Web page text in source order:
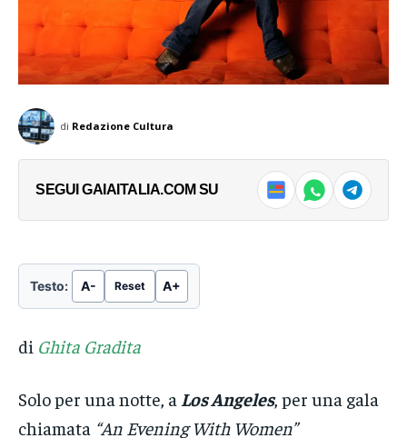
di Redazione Cultura
SEGUI GAIAITALIA.COM SU
Testo: A- Reset A+
di Ghita Gradita
Solo per una notte, a Los Angeles, per una gala
chiamata “An Evening With Women”